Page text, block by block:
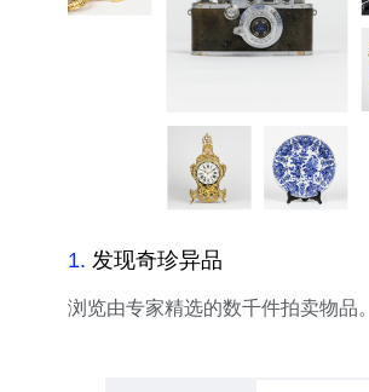
1. 发现奇珍异品
浏览由专家精选的数千件拍卖物品。